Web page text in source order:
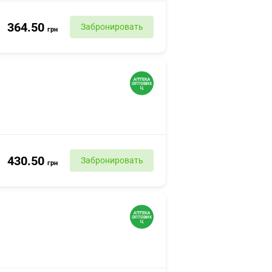
364.50 грн Забронировать
430.50 грн Забронировать